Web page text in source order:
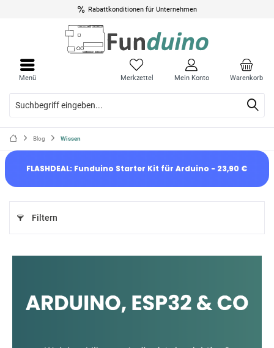
Rabattkonditionen für Unternehmen
Warenkorb
Merkzettel Mein Konto
Menü
Blog Wissen
FLASHDEAL: Funduino Starter Kit für Arduino - 23,90 €
Filtern